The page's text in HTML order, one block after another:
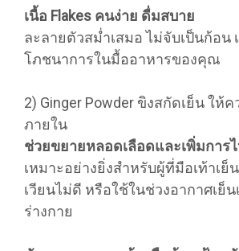
เนื้อ Flakes คนง่าย ดื่มสบาย
ละลายตัวสม่ำเสมอ ไม่จับเป็นก้อน
โภชนาการในมื้ออาหารของคุณ
2) Ginger Powder ขิงสกัดเย็น ให้
ภายใน
ช่วยขยายหลอดเลือดและเพิ่มการ
เหมาะอย่างยิ่งสำหรับผู้ที่มือเท้าเย็
เวียนไม่ดี หรือใช้ในช่วงอากาศเย็น
ร่างกาย